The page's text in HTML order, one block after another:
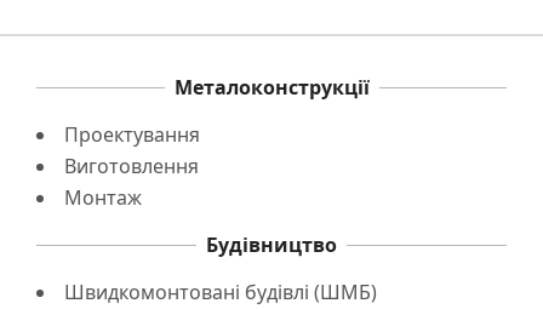
Металоконструкції
Проектування
Виготовлення
Монтаж
Будівництво
Швидкомонтовані будівлі (ШМБ)